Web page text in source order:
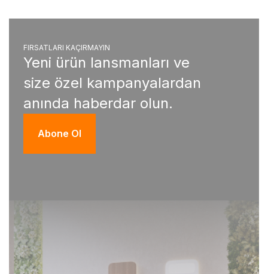
FIRSATLARI KAÇIRMAYIN
Yeni ürün lansmanları ve
size özel kampanyalardan
anında haberdar olun.
Abone Ol